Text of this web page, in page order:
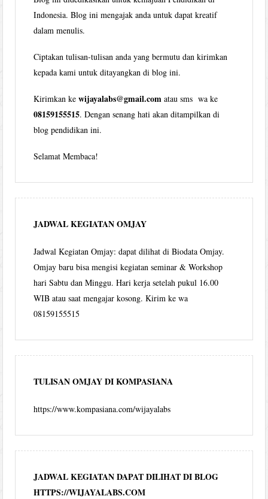
Indonesia. Blog ini mengajak anda untuk dapat kreatif
dalam menulis.
Ciptakan tulisan-tulisan anda yang bermutu dan kirimkan
kepada kami untuk ditayangkan di blog ini.
Kirimkan kewijayalabs@gmail.com atau sms wa ke
08159155515. Dengan senang hati akan ditampilkan di
blog pendidikan ini.
Selamat Membaca!
JADWAL KEGIATAN OMJAY
Jadwal Kegiatan Omjay: dapat dilihat di Biodata Omjay.
Omjay baru bisa mengisi kegiatan seminar & Workshop
hari Sabtu dan Minggu. Hari kerja setelah pukul 16.00
WIB atau saat mengajar kosong. Kirim ke wa
08159155515
TULISAN OMJAY DI KOMPASIANA
https://www.kompasiana.com/wijayalabs
JADWAL KEGIATAN DAPAT DILIHAT DI BLOG
HTTPS://WIJAYALABS.COM